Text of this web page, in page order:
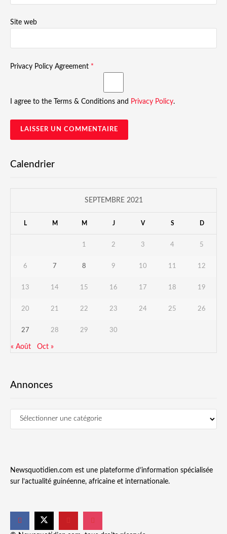
Site web
Privacy Policy Agreement *
I agree to the Terms & Conditions and Privacy Policy.
Calendrier
SEPTEMBRE 2021
L M M J V S D
1 2 3 4 5
6 7 8 9 10 11 12
13 14 15 16 17 18 19
20 21 22 23 24 25 26
27 28 29 30
« Août Oct »
Annonces
Newsquotidien.com est une plateforme d’information spécialisée
sur l’actualité guinéenne, africaine et internationale.